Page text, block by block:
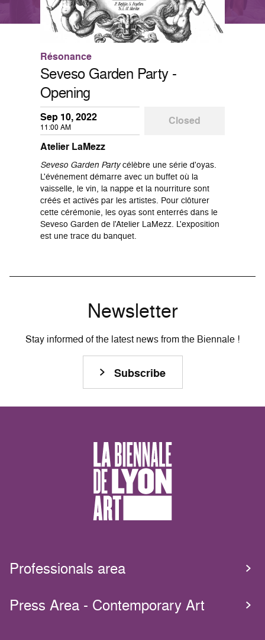
Résonance
Seveso Garden Party -
Opening
Sep 10, 2022
11:00 AM
Closed
Atelier LaMezz
Seveso Garden Partycélèbre une série d'oyas.
L'événement démarre avec un buffet où la
vaisselle, le vin, la nappe et la nourriture sont
créés et activés par les artistes. Pour clôturer
cette cérémonie, les oyas sont enterrés dans le
Seveso Garden de l'Atelier LaMezz. L'exposition
est une trace du banquet.
Newsletter
Stay informed of the latest news from the Biennale !
Subscribe
Professionals area
Press Area - Contemporary Art